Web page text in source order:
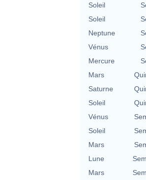
Soleil
Soleil
Neptune
Vénus
Mercure
Mars
Saturne
Soleil
Vénus
Soleil
Mars
Lune
Mars